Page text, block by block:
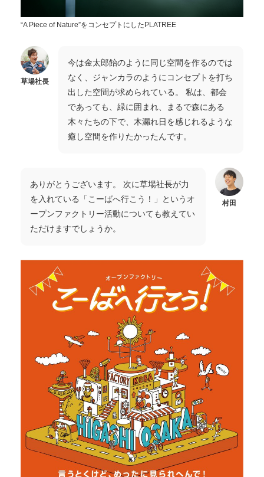
“A Piece of Nature”をコンセプトにしたPLATREE
今は金太郎飴のように同じ空間を作るのでは
なく、ジャンカラのようにコンセプトを打ち
出した空間が求められている。 私は、都会
であっても、緑に囲まれ、まるで森にある
木々たちの下で、木漏れ日を感じれるような
癒し空間を作りたかったんです。
草場社長
村田
ありがとうございます。 次に草場社長が力
を入れている「こーばへ行こう！」というオ
ープンファクトリー活動についても教えてい
ただけますでしょうか。